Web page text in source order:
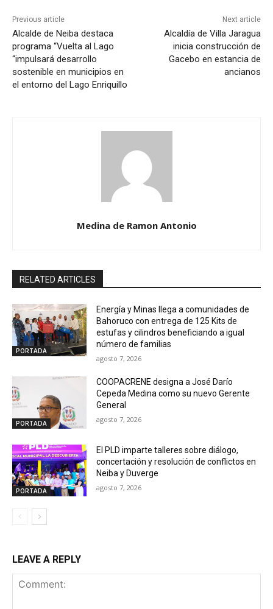
Previous article
Alcalde de Neiba destaca
programa “Vuelta al Lago
“impulsará desarrollo
sostenible en municipios en
el entorno del Lago Enriquillo
Next article
Alcaldía de Villa Jaragua
inicia construcción de
Gacebo en estancia de
ancianos
Medina de Ramon Antonio
RELATED ARTICLES
PORTADA
Energía y Minas llega a comunidades de
Bahoruco con entrega de 125 Kits de
estufas y cilindros beneficiando a igual
número de familias
agosto 7, 2026
PORTADA
COOPACRENE designa a José Darío
Cepeda Medina como su nuevo Gerente
General
agosto 7, 2026
PORTADA
El PLD imparte talleres sobre diálogo,
concertación y resolución de conflictos en
Neiba y Duverge
agosto 7, 2026
LEAVE A REPLY